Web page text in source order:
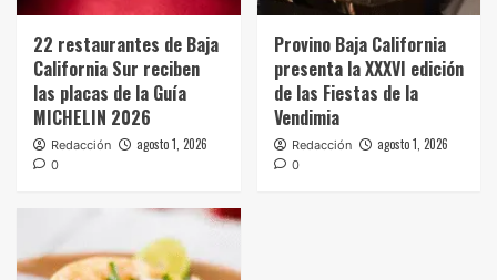
22 restaurantes de Baja
California Sur reciben
las placas de la Guía
MICHELIN 2026
Redacción agosto 1, 2026
0
Provino Baja California
presenta la XXXVI edición
de las Fiestas de la
Vendimia
Redacción agosto 1, 2026
0